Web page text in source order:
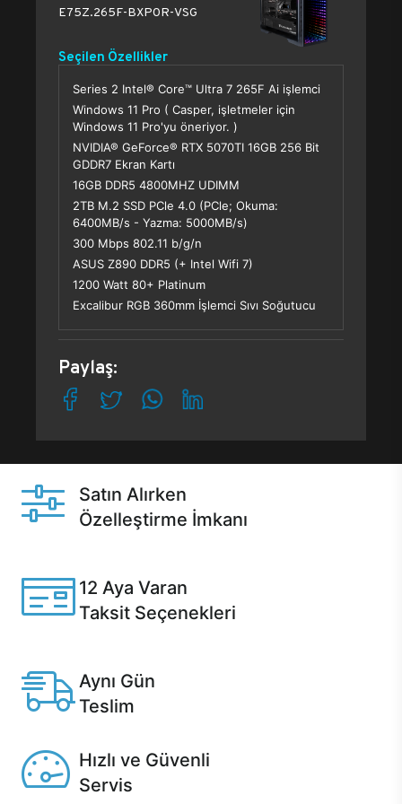
E75Z.265F-BXP0R-VSG
Seçilen Özellikler
Series 2 Intel® Core™ Ultra 7 265F Ai işlemci
Windows 11 Pro ( Casper, işletmeler için
Windows 11 Pro'yu öneriyor. )
NVIDIA® GeForce® RTX 5070TI 16GB 256 Bit
GDDR7 Ekran Kartı
16GB DDR5 4800MHZ UDIMM
2TB M.2 SSD PCle 4.0 (PCle; Okuma:
6400MB/s - Yazma: 5000MB/s)
300 Mbps 802.11 b/g/n
ASUS Z890 DDR5 (+ Intel Wifi 7)
1200 Watt 80+ Platinum
Excalibur RGB 360mm İşlemci Sıvı Soğutucu
Paylaş:
Satın Alırken
Özelleştirme İmkanı
12 Aya Varan
Taksit Seçenekleri
Aynı Gün
Teslim
Hızlı ve Güvenli
Servis